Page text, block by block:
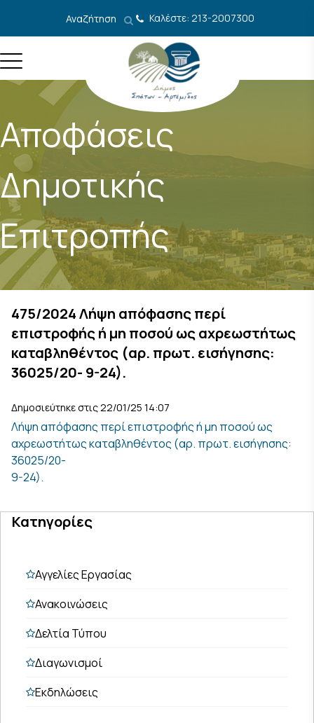
Αναζήτηση Καλέστε: 213-2007300
Αποφάσεις
Δημοτικής
Επιτροπής
475/2024 Λήψη απόφασης περί
επιστροφής ή μη ποσού ως αχρεωστήτως
καταβληθέντος (αρ. πρωτ. εισήγησης:
36025/20- 9-24).
Δημοσιεύτηκε στις 22/01/25 14:07
Λήψη απόφασης περί επιστροφής ή μη ποσού ως
αχρεωστήτως καταβληθέντος (αρ. πρωτ. εισήγησης:
36025/20-
9-24).
Κατηγορίες
Αγγελίες Εργασίας
Ανακοινώσεις
Δελτία Τύπου
Διαγωνισμοί
Εκδηλώσεις